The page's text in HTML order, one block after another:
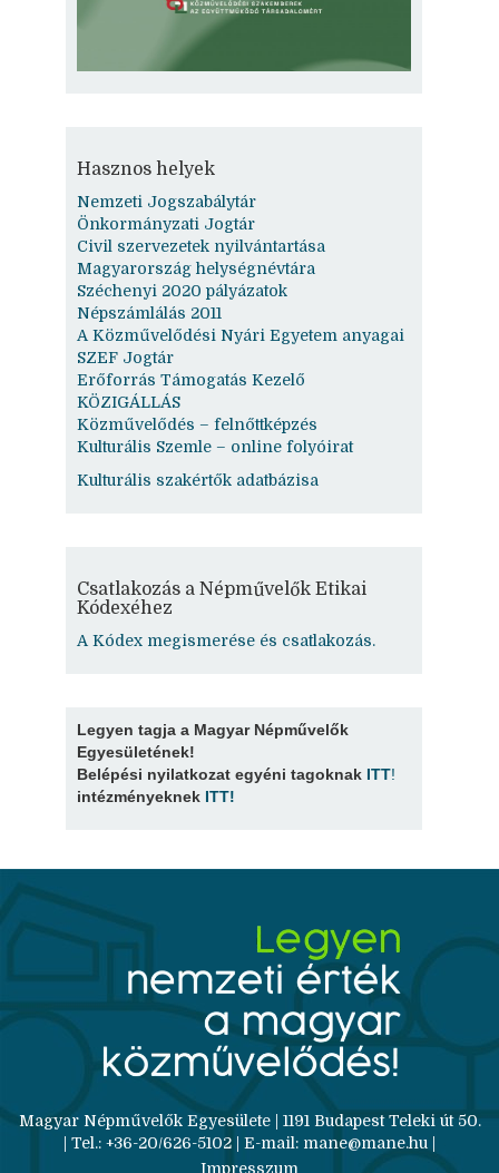
Hasznos helyek
Nemzeti Jogszabálytár
Önkormányzati Jogtár
Civil szervezetek nyilvántartása
Magyarország helységnévtára
Széchenyi 2020 pályázatok
Népszámlálás 2011
A Közművelődési Nyári Egyetem anyagai
SZEF Jogtár
Erőforrás Támogatás Kezelő
KÖZIGÁLLÁS
Közművelődés – felnőttképzés
Kulturális Szemle – online folyóirat
Kulturális szakértők adatbázisa
Csatlakozás a Népművelők Etikai
Kódexéhez
A Kódex megismerése és csatlakozás.
Legyen tagja a Magyar Népművelők
Egyesületének!
Belépési nyilatkozat egyéni tagoknak ITT!
intézményeknek ITT!
Magyar Népművelők Egyesülete | 1191 Budapest Teleki út 50.
| Tel.: +36-20/626-5102 | E-mail: mane@mane.hu |
Impresszum